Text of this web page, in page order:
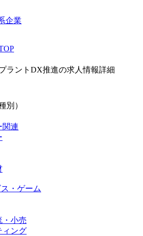
企業
ラントDX推進の求人情報詳細
別）
関連
・ゲーム
・小売
ィング